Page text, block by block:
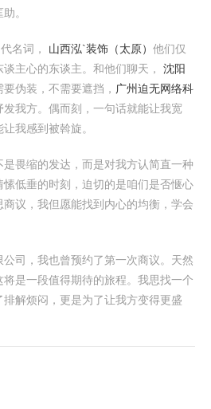
。
名词， 山西泓`装饰（太原） 他们仅
主心的东谈主。和他们聊天， 沈阳
要伪装，不需要遮挡， 广州迫无网络科
发我方。偶而刻，一句话就能让我宽
我感到被斡旋。
畏缩的发达，而是对我方认简直一种
低垂的时刻，迫切的是咱们是否惬心
议，我但愿能找到内心的均衡，学会
司，我也曾预约了第一次商议。天然
是一段值得期待的旅程。我思找一个
解烦闷，更是为了让我方变得更盛